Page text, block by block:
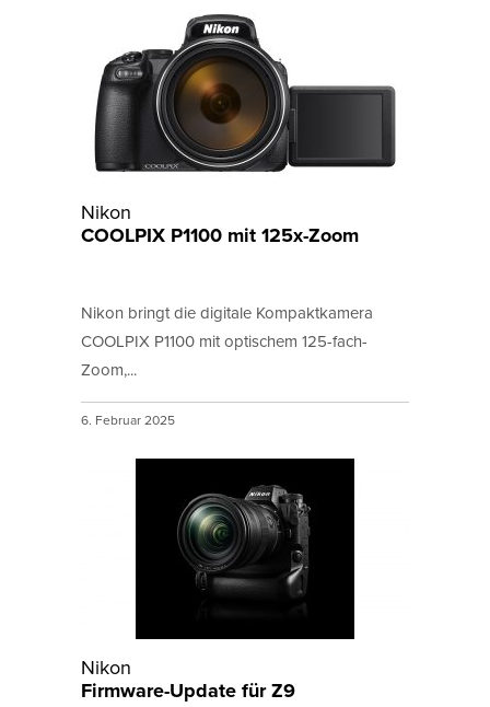
Nikon
COOLPIX P1100 mit 125x-Zoom
Nikon bringt die digitale Kompaktkamera
COOLPIX P1100 mit optischem 125-fach-
Zoom,...
6. Februar 2025
Nikon
Firmware-Update für Z9